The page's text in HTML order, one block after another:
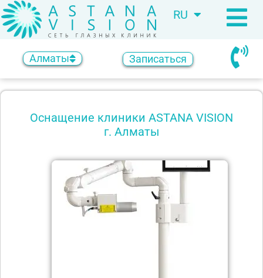
RU
KZ
Алматы Записаться
Оснащение клиники ASTANA VISION
г. Алматы